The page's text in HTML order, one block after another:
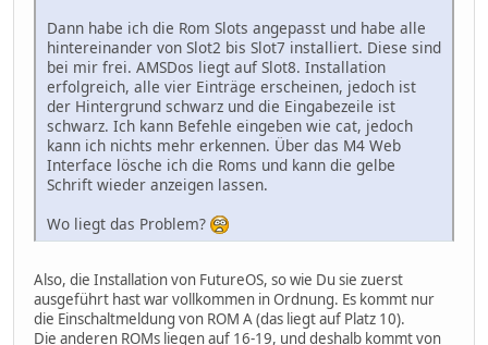
Dann habe ich die Rom Slots angepasst und habe alle
hintereinander von Slot2 bis Slot7 installiert. Diese sind
bei mir frei. AMSDos liegt auf Slot8. Installation
erfolgreich, alle vier Einträge erscheinen, jedoch ist
der Hintergrund schwarz und die Eingabezeile ist
schwarz. Ich kann Befehle eingeben wie cat, jedoch
kann ich nichts mehr erkennen. Über das M4 Web
Interface lösche ich die Roms und kann die gelbe
Schrift wieder anzeigen lassen.
Wo liegt das Problem?
Also, die Installation von FutureOS, so wie Du sie zuerst
ausgeführt hast war vollkommen in Ordnung. Es kommt nur
die Einschaltmeldung von ROM A (das liegt auf Platz 10).
Die anderen ROMs liegen auf 16-19, und deshalb kommt von